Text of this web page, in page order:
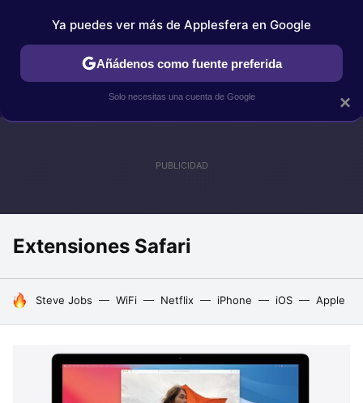
IPHONE TUTORIALES APPLESFERA SELECCIÓN
Extensiones Safari
HOY SE HABLA DE
Steve Jobs WiFi Netflix iPhone iOS Apple
×
Ya puedes ver más de Applesfera en Google
Añádenos como fuente preferida
Solo necesitas una cuenta de Google